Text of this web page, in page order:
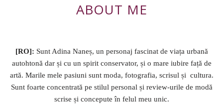
ABOUT ME
[RO]: Sunt Adina Naneș, un personaj fascinat de viața urbană
autohtonă dar și cu un spirit conservator, și o mare iubire față de
artă. Marile mele pasiuni sunt moda, fotografia, scrisul și cultura.
Sunt foarte concentrată pe stilul personal și review-urile de modă
scrise și concepute în felul meu unic.